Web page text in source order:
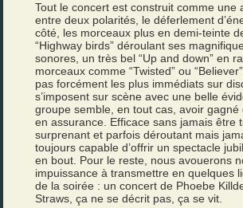
Tout le concert est construit comme une
entre deux polarités, le déferlement
côté, les morceaux plus en demi-teinte
“Highway birds” déroulant ses
sonores, un très bel “Up and down” en
morceaux comme “Twisted” ou
pas forcément les plus immédiats sur
s’imposent sur scène avec une belle
groupe semble, en tout cas, avoir
en assurance. Efficace sans jamais être
surprenant et parfois déroutant mais
toujours capable d’offrir un spectacle
en bout. Pour le reste, nous avouerons
impuissance à transmettre en quelques
de la soirée : un concert de Phoebe
Straws, ça ne se décrit pas, ça se vit.